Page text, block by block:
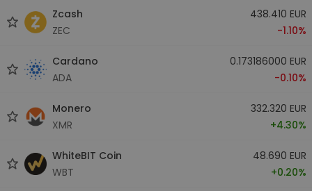
Zcash
ZEC
438.410 EUR
-1.10%
Cardano
ADA
0.173186000 EUR
-0.10%
Monero
XMR
332.320 EUR
+4.30%
WhiteBIT Coin
WBT
48.690 EUR
+0.20%